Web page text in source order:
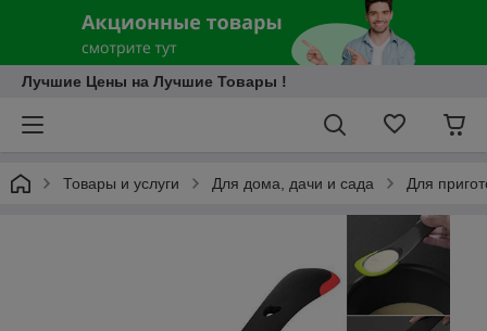
Лучшие Цены на Лучшие Товары !
Товары и услуги Для дома, дачи и сада Для